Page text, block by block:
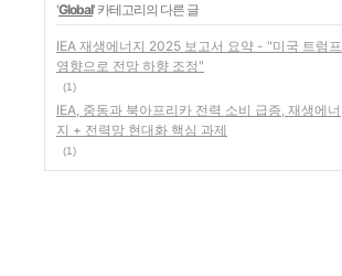
'Global' 카테고리의 다른 글
IEA 재생에너지 2025 보고서 요약 - "미국 트럼프
영향으로 전망 하향 조정"
(1)
IEA, 중동과 북아프리카 전력 소비 급증, 재생에너
지 + 전력망 현대화 핵심 과제
(1)